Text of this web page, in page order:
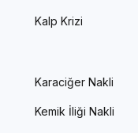
Kalp Krizi
Karaciğer Nakli
Kemik İliği Nakli